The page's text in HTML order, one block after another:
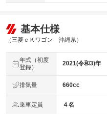
基本仕様
（三菱ｅＫワゴン 沖縄県）
年式（初度
登録）
2021(令和3)年
排気量 660cc
乗車定員 ４名